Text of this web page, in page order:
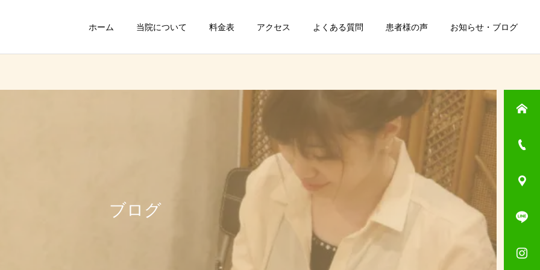
ホーム 当院について 料金表 アクセス よくある質問 患者様の声 お知らせ・ブログ
ブログ